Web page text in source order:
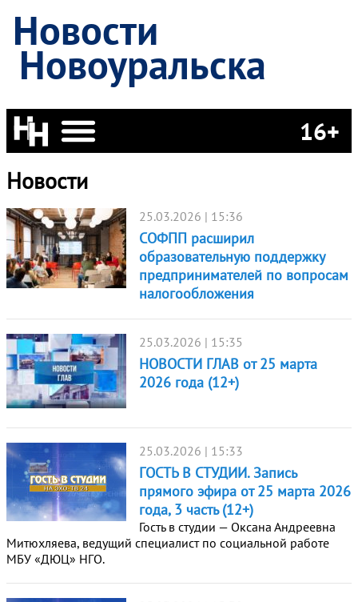
Новости
Новоуральска
16+
Новости
25.03.2026 | 15:36
СОФПП расширил
образовательную поддержку
предпринимателей по вопросам
налогообложения
25.03.2026 | 15:35
НОВОСТИ ГЛАВ от 25 марта
2026 года (12+)
25.03.2026 | 15:33
ГОСТЬ В СТУДИИ. Запись
прямого эфира от 25 марта 2026
года, 3 часть (12+)
Гость в студии — Оксана Андреевна
Митюхляева, ведущий специалист по социальной работе
МБУ «ДЮЦ» НГО.